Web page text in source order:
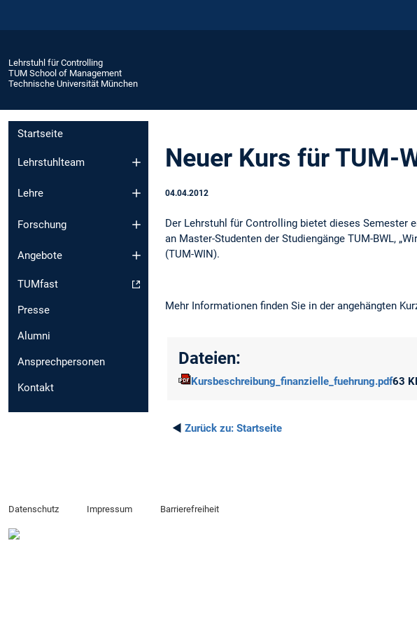
Lehrstuhl für Controlling
TUM School of Management
Technische Universität München
Startseite
Lehrstuhlteam
Lehre
Forschung
Angebote
TUMfast
Presse
Alumni
Ansprechpersonen
Kontakt
Neuer Kurs für TUM-
04.04.2012
Der Lehrstuhl für Controlling bietet dieses Semester
an Master-Studenten der Studiengänge TUM-BWL,
(TUM-WIN).
Mehr Informationen finden Sie in der angehängten
Dateien:
Kursbeschreibung_finanzielle_fuehrung.pdf63
◄ Zurück zu: Startseite
Datenschutz Impressum Barrierefreiheit